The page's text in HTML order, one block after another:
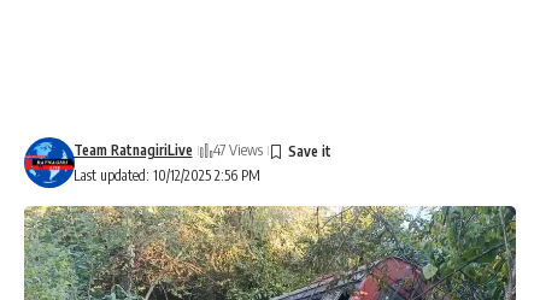
Last updated: 10/12/2025 2:56 PM
Team RatnagiriLive 47 Views